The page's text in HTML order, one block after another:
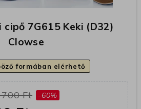
7G615 Keki (D32)
Clowse
formában elérhető
Ft -60%